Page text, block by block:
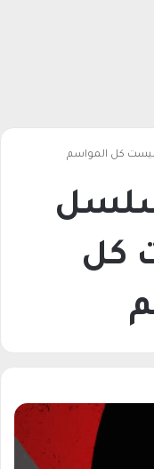
كل المواسم
كل